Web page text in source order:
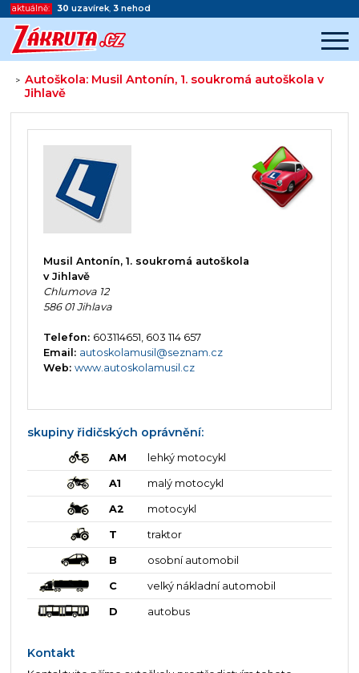
aktuálně: 30 uzavírek, 3 nehod
>Autoškola: Musil Antonín, 1. soukromá autoškola v
Jihlavě
Začátek reklamy
Konec reklamy
Musil Antonín, 1. soukromá autoškola
v Jihlavě
Chlumova 12
586 01 Jihlava
Telefon: 603114651, 603 114 657
Email: autoskolamusil@seznam.cz
Web: www.autoskolamusil.cz
skupiny řidičských oprávnění:
AM lehký motocykl
A1 malý motocykl
A2 motocykl
T traktor
B osobní automobil
C velký nákladní automobil
D autobus
Kontakt